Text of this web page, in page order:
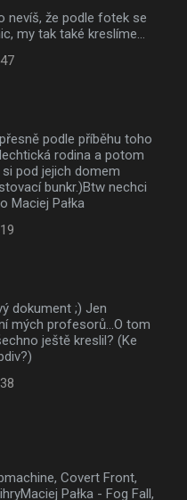
nevíš, že podle fotek se
my tak také kreslíme...
podle příběhu toho
rodina a potom
pod jejich domem
bunkr.)Btw nechci
Maciej Pałka
dokument ;) Jen
mých profesorů...O tom
ještě kreslil? (Ke
Covert Front,
Pałka - Fog Fall,